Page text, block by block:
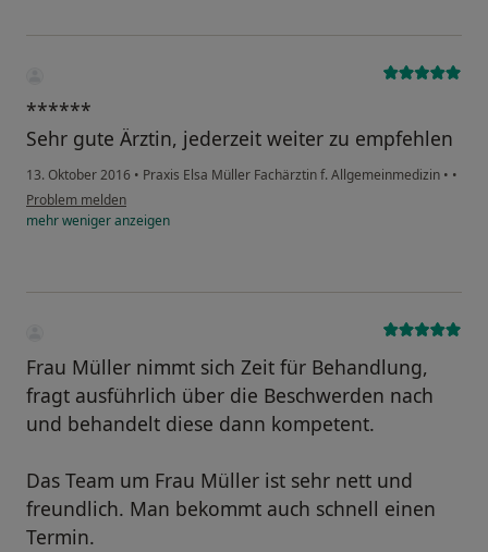
******
Sehr gute Ärztin, jederzeit weiter zu empfehlen
13. Oktober 2016 • Praxis Elsa Müller Fachärztin f. Allgemeinmedizin • •
Problem melden
mehrwenigeranzeigen
Frau Müller nimmt sich Zeit für Behandlung,
fragt ausführlich über die Beschwerden nach
und behandelt diese dann kompetent.
Das Team um Frau Müller ist sehr nett und
freundlich. Man bekommt auch schnell einen
Termin.